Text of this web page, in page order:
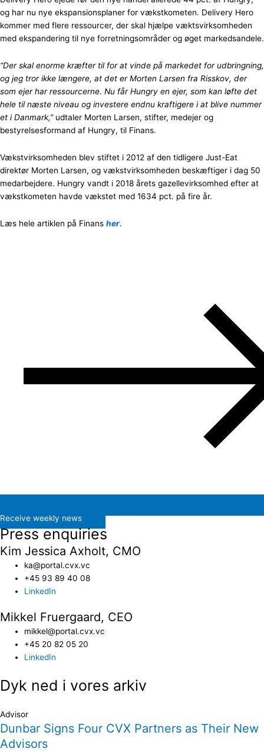
og har nu nye ekspansionsplaner for vækstkometen. Delivery Hero
kommer med flere ressourcer, der skal hjælpe væktsvirksomheden
med ekspandering til nye forretningsområder og øget markedsandele.
“Der skal enorme kræfter til for at vinde på markedet for udbringning,
og jeg tror ikke længere, at det er Morten Larsen fra Risskov, der
som ejer har ressourcerne. Nu får Hungry en ejer, som kan løfte det
hele til næste niveau og investere endnu kraftigere i at blive nummer
et i Danmark,”udtaler Morten Larsen, stifter, medejer og
bestyrelsesformand af Hungry, til Finans.
Vækstvirksomheden blev stiftet i 2012 af den tidligere Just-Eat
direktør Morten Larsen, og vækstvirksomheden beskæftiger i dag 50
medarbejdere. Hungry vandt i 2018 årets gazellevirksomhed efter at
vækstkometen havde vækstet med 1634 pct. på fire år.
Læs hele artiklen på Finans her.
Receive weekly news
Press enquiries
Kim Jessica Axholt, CMO
ka@portal.cvx.vc​
+45 93 89 40 08
LinkedIn
Mikkel Fruergaard, CEO
mikkel@portal.cvx.vc
+45 20 82 05 20
LinkedIn
Dyk ned i vores arkiv
Advisor
Dunbar Signs Four CVX Partners as Their New
Advisors